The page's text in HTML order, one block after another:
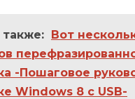
также: Вот
-Пошаговое
Windows 8 с USB-